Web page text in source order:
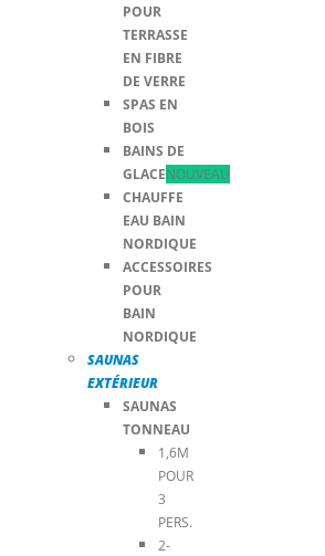
POUR
TERRASSE
EN FIBRE
DE VERRE
SPAS EN
BOIS
BAINS DE
GLACENOUVEAU
CHAUFFE
EAU BAIN
NORDIQUE
ACCESSOIRES
POUR
BAIN
NORDIQUE
SAUNAS
EXTÉRIEUR
SAUNAS
TONNEAU
1,6M
POUR
3
PERS.
2-